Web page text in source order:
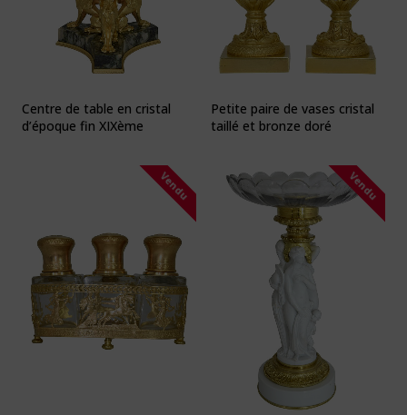
Centre de table en cristal
d’époque fin XIXème
Petite paire de vases cristal
taillé et bronze doré
Vendu Vendu